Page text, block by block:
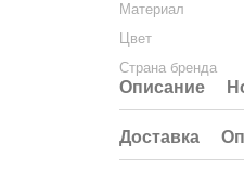
Материал
Цвет
Страна бренда
Описание
Доставка